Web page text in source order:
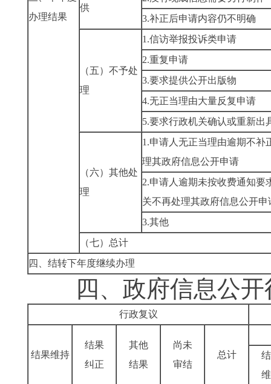
办理结果
供
3.补正后申请内容仍不明确
（五）不予处
理
1.信访举报投诉类申请
2.重复申请
3.要求提供公开出版物
4.无正当理由大量反复申请
5.要求行政机关确认或重新出
（六）其他处
理
1.申请人无正当理由逾期不补
理其政府信息公开申请
2.申请人逾期未按收费通知要
关不再处理其政府信息公开申
3.其他
（七）总计
四、结转下年度继续办理
四、政府信息公开
行政复议
结果维持
结果
纠正
其他
结果
尚未
审结
总计